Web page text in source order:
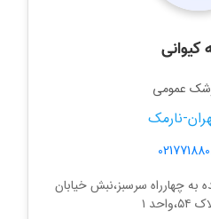
کیوانی
عمومی
نارمک
به چهارراه سرسبز،نبش خیابان
۱